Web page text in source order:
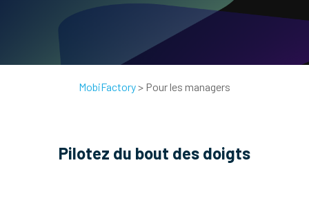
MobiFactory> Pour les managers
Pilotez du bout des doigts